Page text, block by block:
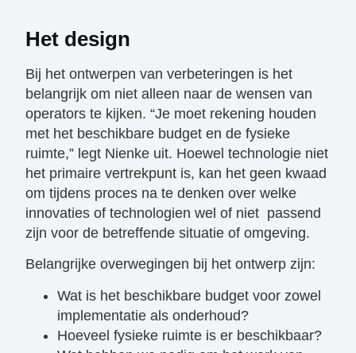
Het design
Bij het ontwerpen van verbeteringen is het
belangrijk om niet alleen naar de wensen van
operators te kijken. “Je moet rekening houden
met het beschikbare budget en de fysieke
ruimte,” legt Nienke uit. Hoewel technologie niet
het primaire vertrekpunt is, kan het geen kwaad
om tijdens proces na te denken over welke
innovaties of technologien wel of niet passend
zijn voor de betreffende situatie of omgeving.
Belangrijke overwegingen bij het ontwerp zijn:
Wat is het beschikbare budget voor zowel
implementatie als onderhoud?
Hoeveel fysieke ruimte is er beschikbaar?